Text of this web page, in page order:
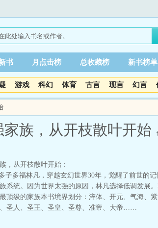
书 月点击榜 总收藏榜 新书榜单
游戏 科幻 体育 古言 现言 幻言
族，从开枝散叶开始
，从开枝散叶开始：
多福林凡，穿越玄幻世界30年，觉醒了前世的记
系统。因为世界太强的原因，林凡选择低调发展
顶级的家族本书境界划分：淬体、开元、气海、
圣人、圣王、圣皇、圣尊、准帝、大帝……